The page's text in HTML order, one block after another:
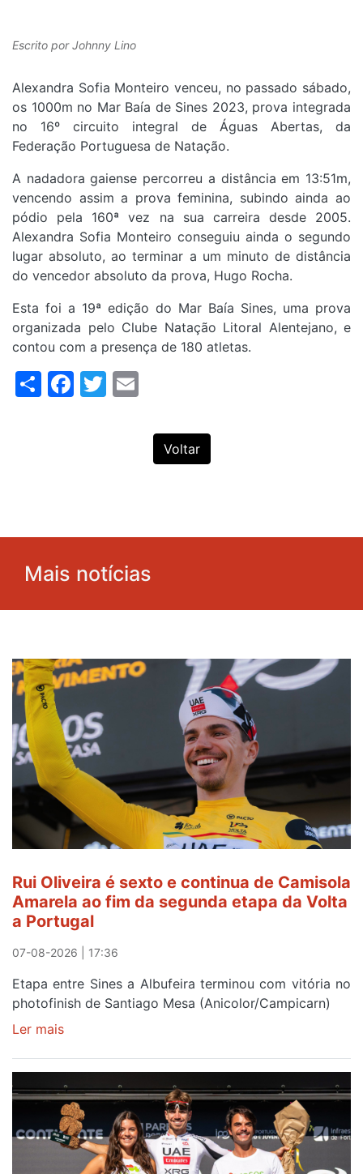
Escrito porJohnny Lino
Alexandra Sofia Monteiro venceu, no passado sábado,
os 1000m no Mar Baía de Sines 2023, prova integrada
no 16º circuito integral de Águas Abertas, da
Federação Portuguesa de Natação.
A nadadora gaiense percorreu a distância em 13:51m,
vencendo assim a prova feminina, subindo ainda ao
pódio pela 160ª vez na sua carreira desde 2005.
Alexandra Sofia Monteiro conseguiu ainda o segundo
lugar absoluto, ao terminar a um minuto de distância
do vencedor absoluto da prova, Hugo Rocha.
Esta foi a 19ª edição do Mar Baía Sines, uma prova
organizada pelo Clube Natação Litoral Alentejano, e
contou com a presença de 180 atletas.
ShareFacebook
Twitter
Voltar
Mais notícias
Rui Oliveira é sexto e continua de Camisola
Amarela ao fim da segunda etapa da Volta
a Portugal
07-08-2026 | 17:36
Etapa entre Sines a Albufeira terminou com vitória no
photofinish de Santiago Mesa (Anicolor/Campicarn)
Ler mais
Oliveira
é
sexto
e
continua